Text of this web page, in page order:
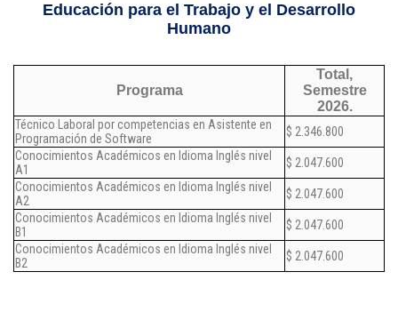
Educación para el Trabajo y el Desarrollo
Humano
Programa
Total,
Semestre
2026.
Técnico Laboral por competencias en Asistente en
Programación de Software
$ 2.346.800
Conocimientos Académicos en Idioma Inglés nivel
A1
$ 2.047.600
Conocimientos Académicos en Idioma Inglés nivel
A2
$ 2.047.600
Conocimientos Académicos en Idioma Inglés nivel
B1
$ 2.047.600
Conocimientos Académicos en Idioma Inglés nivel
B2
$ 2.047.600